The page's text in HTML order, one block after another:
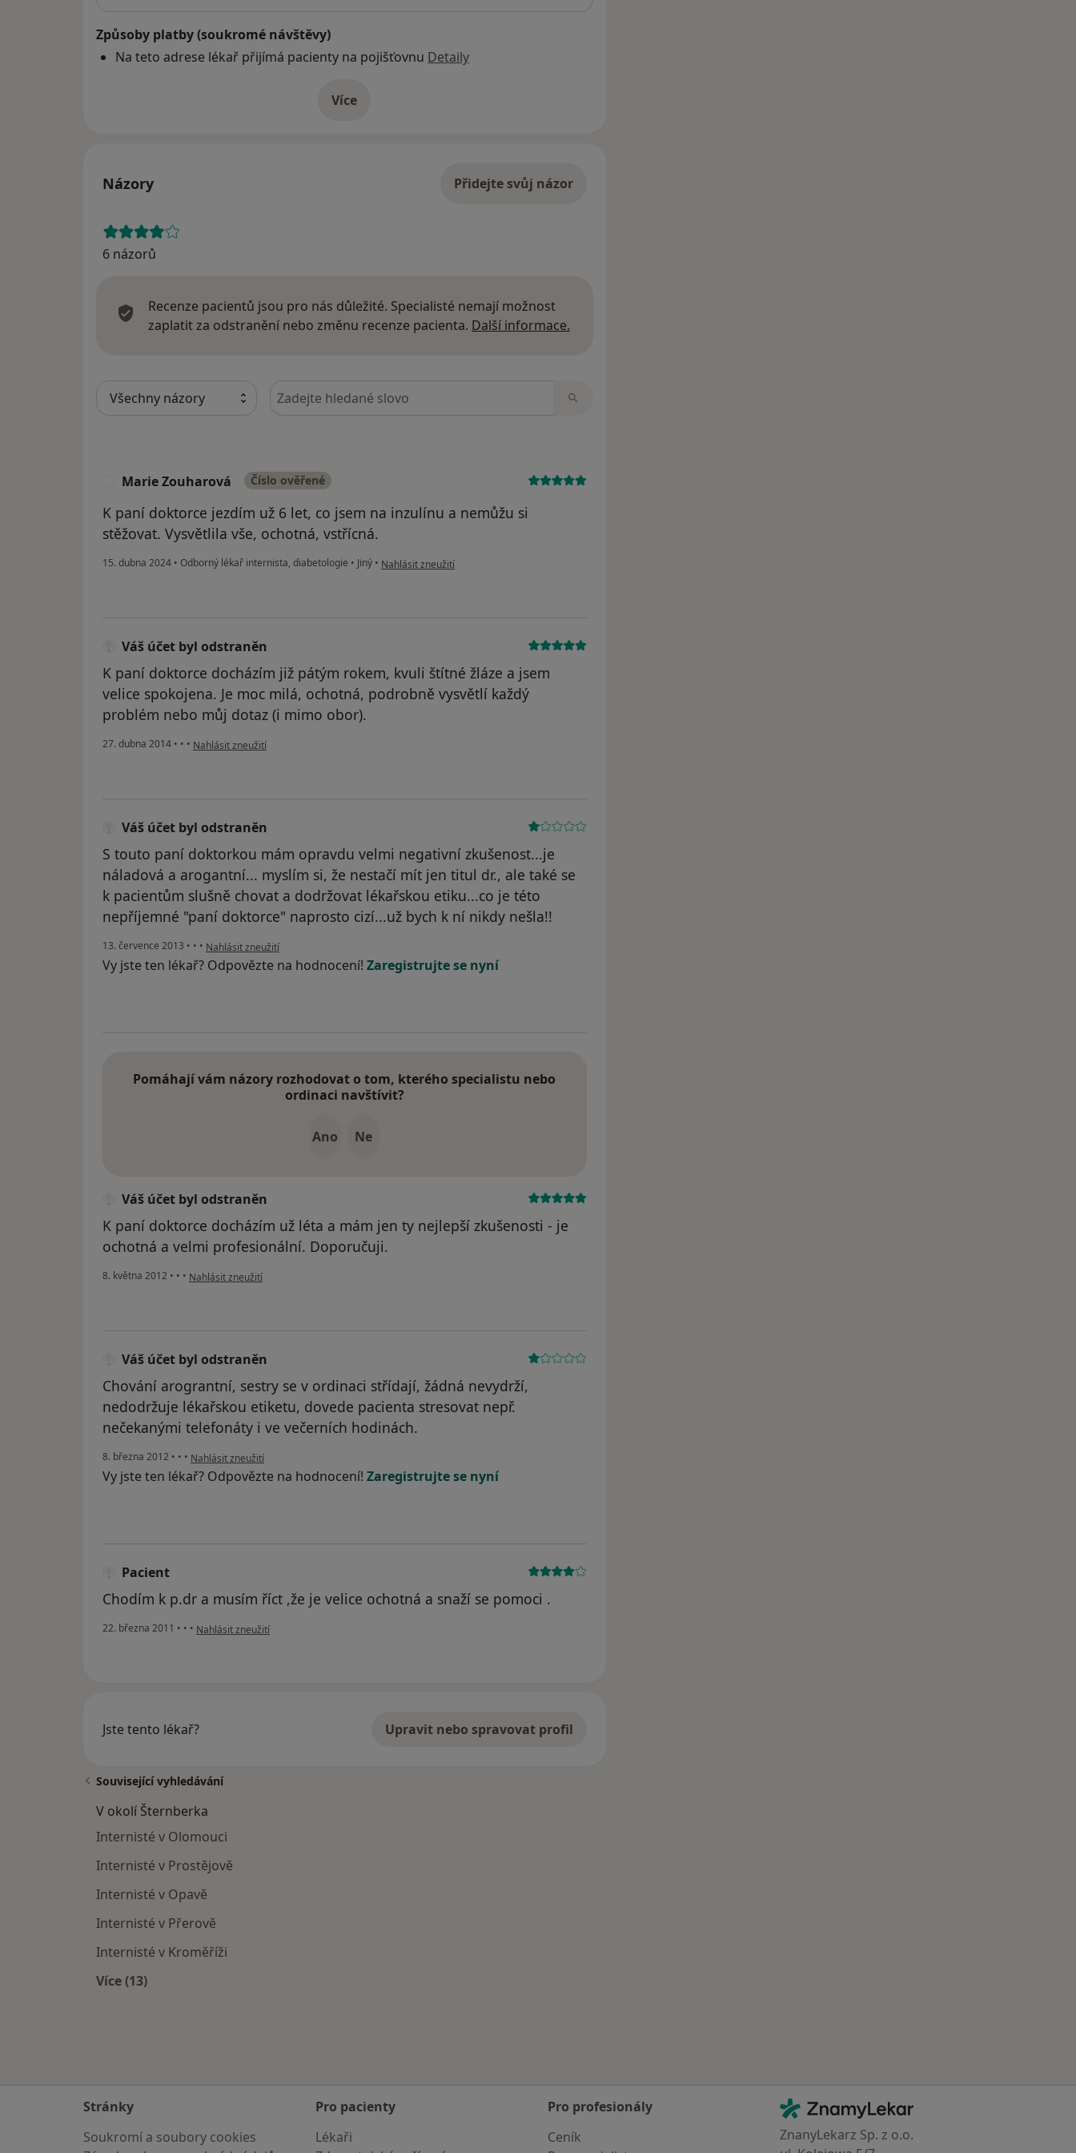
Způsoby platby (soukromé návštěvy)
Na teto adrese lékař přijímá pacienty na pojišťovnu Detaily
Víceo adrese
Názory Přidejte svůj názor
6 názorů
Recenze pacientů jsou pro nás důležité. Specialisté nemají možnost
zaplatit za odstranění nebo změnu recenze pacienta. Další informace.
Hledejte v názorech
Marie Zouharová Číslo ověřené
K paní doktorce jezdím už 6 let, co jsem na inzulínu a nemůžu si
stěžovat. Vysvětlila vše, ochotná, vstřícná.
15. dubna 2024 • Odborný lékař internista, diabetologie • Jiný • podle názoru uživatele Marie Zouharová
Nahlásit zneužití
Váš účet byl odstraněn
K paní doktorce docházím již pátým rokem, kvuli štítné žláze a jsem
velice spokojena. Je moc milá, ochotná, podrobně vysvětlí každý
problém nebo můj dotaz (i mimo obor).
27. dubna 2014 • • • podle názoru uživatele Váš účet byl odstraněn
Nahlásit zneužití
Váš účet byl odstraněn
S touto paní doktorkou mám opravdu velmi negativní zkušenost...je
náladová a arogantní... myslím si, že nestačí mít jen titul dr., ale také se
k pacientům slušně chovat a dodržovat lékařskou etiku...co je této
nepříjemné "paní doktorce" naprosto cizí...už bych k ní nikdy nešla!!
13. července 2013 • • • podle názoru uživatele Váš účet byl odstraněn
Nahlásit zneužití
Vy jste ten lékař? Odpovězte na hodnocení! Zaregistrujte se nyní
Pomáhají vám názory rozhodovat o tom, kterého specialistu nebo
ordinaci navštívit?
Ano Ne
Váš účet byl odstraněn
K paní doktorce docházím už léta a mám jen ty nejlepší zkušenosti - je
ochotná a velmi profesionální. Doporučuji.
8. května 2012 • • • podle názoru uživatele Váš účet byl odstraněn
Nahlásit zneužití
Váš účet byl odstraněn
Chování arograntní, sestry se v ordinaci střídají, žádná nevydrží,
nedodržuje lékařskou etiketu, dovede pacienta stresovat nepř.
nečekanými telefonáty i ve večerních hodinách.
8. března 2012 • • • podle názoru uživatele Váš účet byl odstraněn
Nahlásit zneužití
Vy jste ten lékař? Odpovězte na hodnocení! Zaregistrujte se nyní
Pacient
Chodím k p.dr a musím říct ,že je velice ochotná a snaží se pomoci .
22. března 2011 • • • podle názoru uživatele Pacient
Nahlásit zneužití
Jste tento lékař? Upravit nebo spravovat profil
Související vyhledávání
V okolí Šternberka
Internisté v Olomouci
Internisté v Prostějově
Internisté v Opavě
Internisté v Přerově
Internisté v Kroměříži
Více (13)
Stránky
Soukromí a soubory cookies
Pro pacienty
Lékaři
Pro profesionály
Ceník
Kontakt
ZnamyLekar - Hlavní stránka
ZnanyLekarz Sp. z o.o.